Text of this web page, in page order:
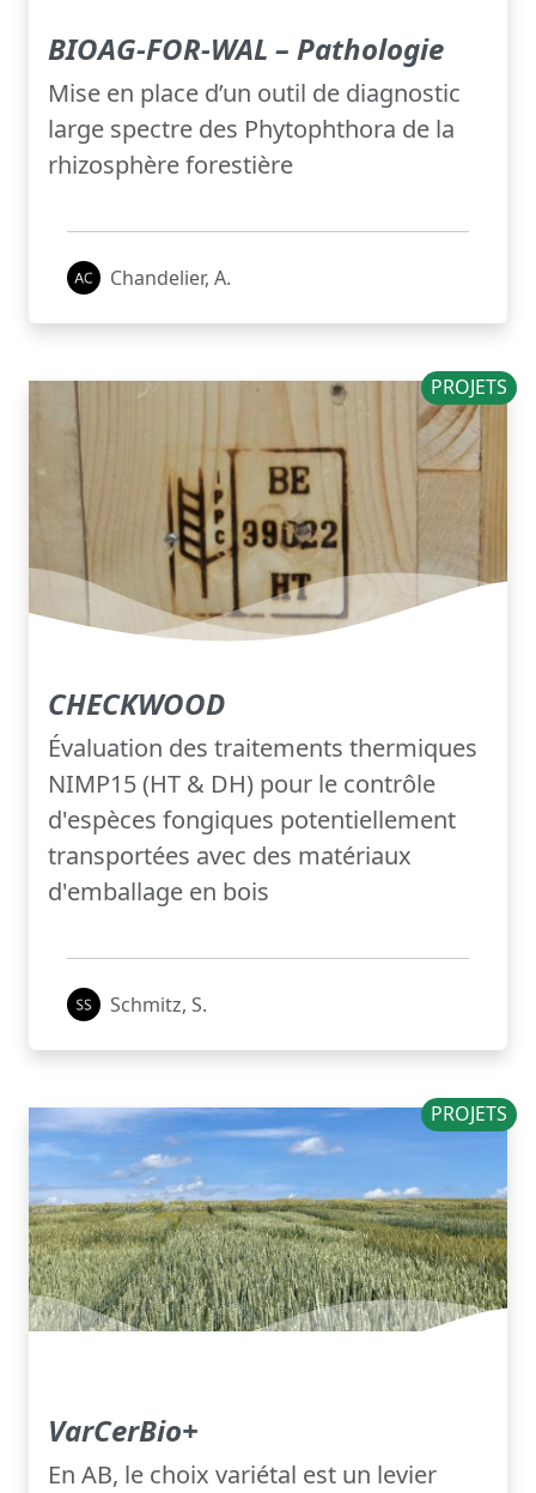
BIOAG-FOR-WAL – Pathologie
Mise en place d’un outil de diagnostic
large spectre des Phytophthora de la
rhizosphère forestière
Chandelier, A.
PROJETS
CHECKWOOD
Évaluation des traitements thermiques
NIMP15 (HT & DH) pour le contrôle
d'espèces fongiques potentiellement
transportées avec des matériaux
d'emballage en bois
Schmitz, S.
PROJETS
VarCerBio+
En AB, le choix variétal est un levier